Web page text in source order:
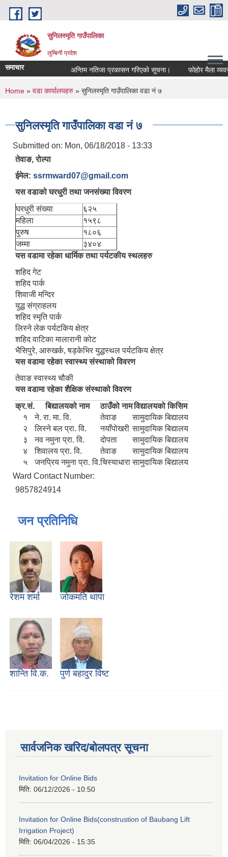
Skip to main content
सुनिलस्मृति गाउँपालिका
लुम्बिनी प्रदेश
समाचार अन्तिम नतिजा प्रकासन गरिएकाे सूचना। फोहोर मैला
You are here
Home » वडा कार्यालयहरु » सुनिलस्मृति गाउँपालिका वडा नं ७
सुनिलस्मृति गाउँपालिका वडा नं ७
Submitted on: Mon, 06/18/2018 - 13:33
तेवाङ, रोल्पा
ईमेल: ssrmward07@gmail.com
यस वडाको घरधुरी तथा जनसंख्या विवरण
घरधुरी संख्या
६२५
महिला
१५९८
पुरुष
१८०६
जम्मा
३४०४
यस वडामा रहेका धार्मिक तथा पर्यटकीय स्थलहरु
शहिद गेट
शहिद पार्क
शिवाजी मन्दिर
युद्ध संग्राहलय
शहिद स्मृति पार्क
लिस्ने लेक पर्यटकिय क्षेत्र
शहिद वाटिका मालारानी कोट
भैसिपुरे, आरुखर्क, षड्केभिर युद्धस्थल पर्यटकिय क्षेत्र
यस वडामा रहेका स्वास्थ्य संस्थाको विवरण
तेवाङ स्वास्थ्य चौकी
यस वडामा रहेका शैक्षिक संस्थाको विवरण
क्र.सं.
बिद्यालयको नाम ठाउँको नामविद्यालयको किसिम
१
ने. रा. मा. वि. तेवाङ
सामुदायिक बिद्यालय
२
लिस्ने बल प्रा. वि. नयाँपोखरी सामुदायिक बिद्यालय
३
नव नमुना प्रा. वि. दोपता
सामुदायिक बिद्यालय
४
शिवालय प्रा. वि. तेवाङ
सामुदायिक बिद्यालय
५
जनप्रिय नमुना प्रा. वि.चिस्याधारा सामुदायिक बिद्यालय
Ward Contact Number:
9857824914
जन प्रतिनिधि
रेशम शर्मा जोकमति थापा
शान्ति वि.क. पुर्ण बहादुर विष्ट
सार्वजनिक खरिद/बोलपत्र सूचना
Invitation for Online Bids
मिति: 06/12/2026 - 10:50
Invitation for Online Bids(construstion of Baubang Lift
Irrigation Project)
मिति: 06/04/2026 - 15:35